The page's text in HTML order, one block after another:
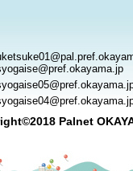
Palnet